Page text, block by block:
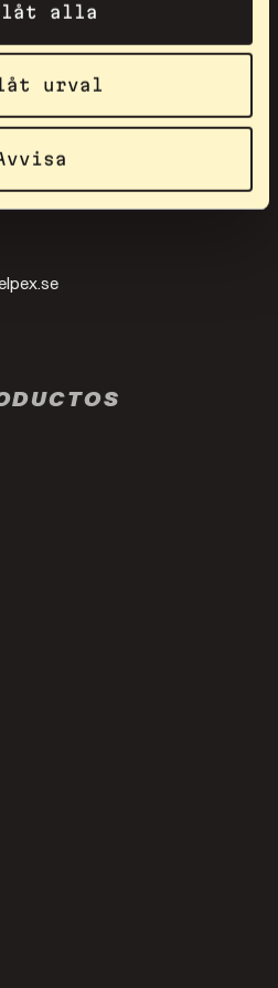
alla
urval
lo mejor en su salida de